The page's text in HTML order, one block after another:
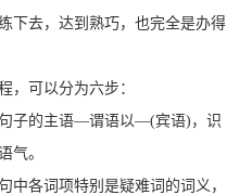
下去，达到熟巧，也完全是办得
，可以分为六步：
子的主语—谓语以—(宾语)，识
气。
中各词项特别是疑难词的词义，